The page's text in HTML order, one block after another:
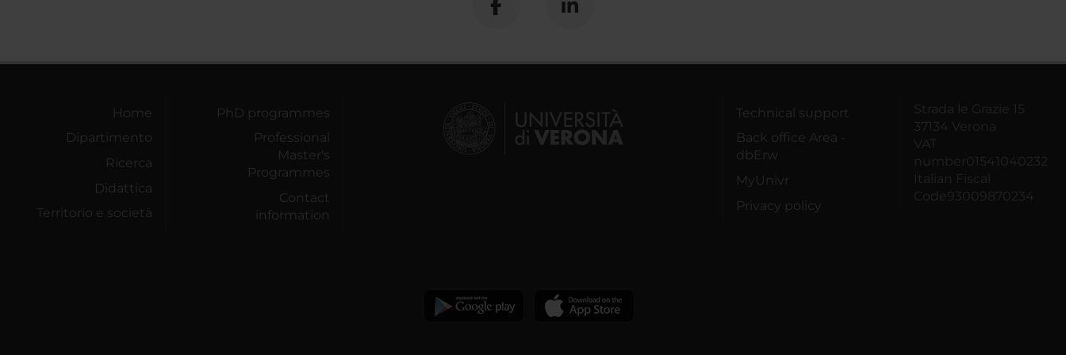
Home
Dipartimento
Ricerca
Didattica
Territorio e società
PhD programmes
Professional
Master's
Programmes
Contact
information
Technical support
Back office Area -
dbErw
MyUnivr
Privacy policy
Strada le Grazie 15
37134 Verona
VAT
number01541040232
Italian Fiscal
Code93009870234